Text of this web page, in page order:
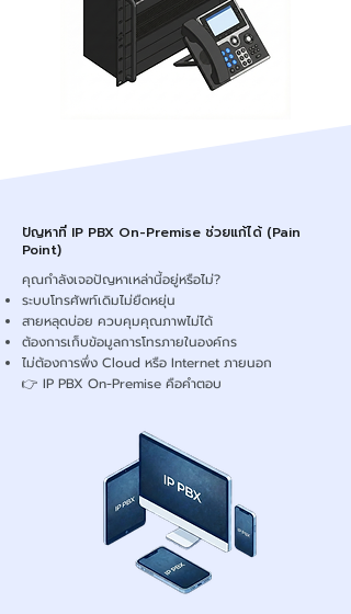
ปัญหาที่ IP PBX On-Premise ช่วยแก้ได้ (Pain
Point)
คุณกำลังเจอปัญหาเหล่านี้อยู่หรือไม่?
ระบบโทรศัพท์เดิมไม่ยืดหยุ่น
สายหลุดบ่อย ควบคุมคุณภาพไม่ได้
ต้องการเก็บข้อมูลการโทรภายในองค์กร
ไม่ต้องการพึ่ง Cloud หรือ Internet ภายนอก
👉 IP PBX On-Premise คือคำตอบ